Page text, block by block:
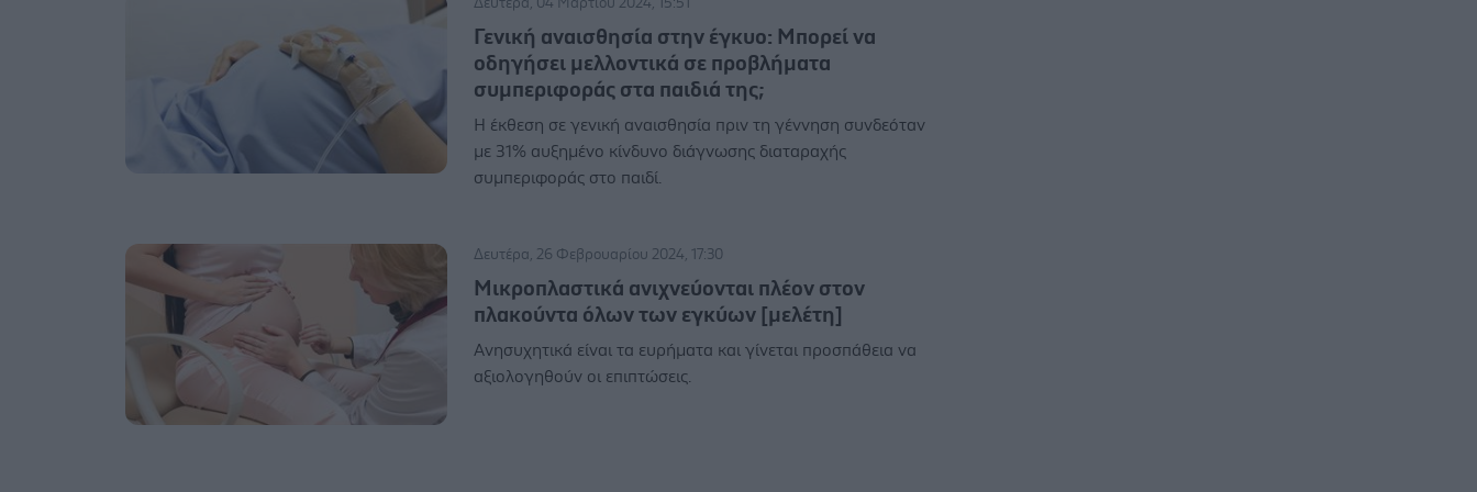
Δευτέρα, 04 Μαρτίου 2024, 15:51
Γενική αναισθησία στην έγκυο: Μπορεί να
οδηγήσει μελλοντικά σε προβλήματα
συμπεριφοράς στα παιδιά της;
Η έκθεση σε γενική αναισθησία πριν τη γέννηση συνδεόταν
με 31% αυξημένο κίνδυνο διάγνωσης διαταραχής
συμπεριφοράς στο παιδί.
Δευτέρα, 26 Φεβρουαρίου 2024, 17:30
Μικροπλαστικά ανιχνεύονται πλέον στον
πλακούντα όλων των εγκύων [μελέτη]
Ανησυχητικά είναι τα ευρήματα και γίνεται προσπάθεια να
αξιολογηθούν οι επιπτώσεις.